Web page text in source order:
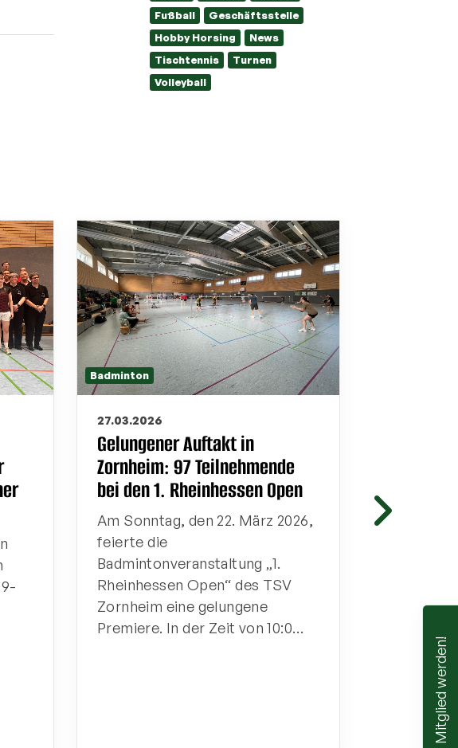
Fußball
Geschäftsstelle
Hobby Horsing
News
Tischtennis
Turnen
Volleyball
Badminton
27.03.2026
Gelungener Auftakt in
Zornheim: 97 Teilnehmende
bei den 1. Rheinhessen Open
Am Sonntag, den 22. März 2026,
feierte die
Badmintonveranstaltung „1.
Rheinhessen Open“ des TSV
Zornheim eine gelungene
Premiere. In der Zeit von 10:0…
Ohne
Vorschau:
12.03. Mitglied werden!